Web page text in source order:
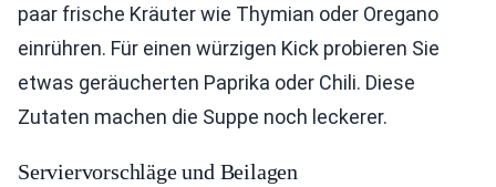
paar frische Kräuter wie Thymian oder Oregano
einrühren. Für einen würzigen Kick probieren Sie
etwas geräucherten Paprika oder Chili. Diese
Zutaten machen die Suppe noch leckerer.
Serviervorschläge und Beilagen